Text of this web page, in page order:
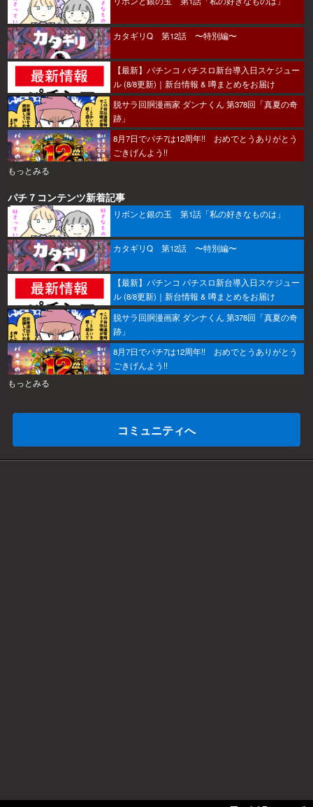
カタギリQ 第12話 〜特別編〜
【最新】パチンコ パチスロ新台導入日スケジュー
ル (8/8更新)｜新台情報 & 噂まとめをお届け
脱サラ回胴漫画家 ダンナくん 第378回「真夏の奇
跡」
8月7日でパチ7は12周年!! おめでとうありがとう
ごきげんよう!!
もっとみる
パチ７コンテンツ新着記事
リボンと銀の玉 第1話「私の好きなものは」
カタギリQ 第12話 〜特別編〜
【最新】パチンコ パチスロ新台導入日スケジュー
ル (8/8更新)｜新台情報 & 噂まとめをお届け
脱サラ回胴漫画家 ダンナくん 第378回「真夏の奇
跡」
8月7日でパチ7は12周年!! おめでとうありがとう
ごきげんよう!!
もっとみる
コミュニティへ